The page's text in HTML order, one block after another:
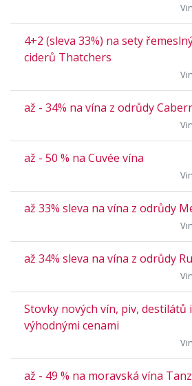
4+2 (sleva 33%) na sety
ciderů Thatchers
až - 34% na vína z odrůdy
až - 50 % na Cuvée vína
až 33% sleva na vína z odrůdy
až 34% sleva na vína z odrůdy
Stovky nových vín, piv, destilátů
výhodnými cenami
až - 49 % na moravská vína